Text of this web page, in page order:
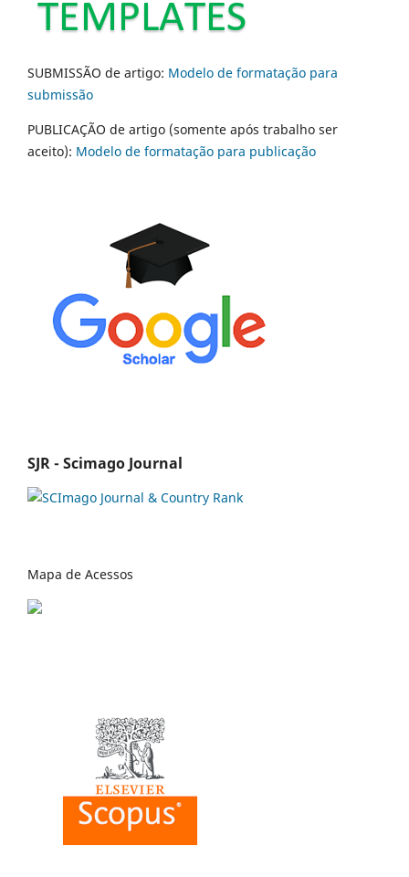
SUBMISSÃO de artigo: Modelo de formatação para
submissão
PUBLICAÇÃO de artigo (somente após trabalho ser
aceito): Modelo de formatação para publicação
SJR - Scimago Journal
Mapa de Acessos